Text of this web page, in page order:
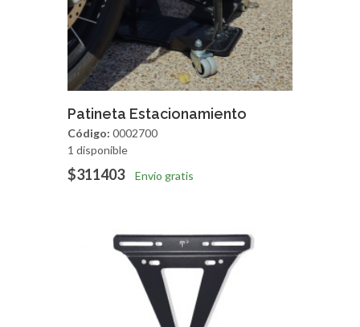
Agregar Vista Rapida
Patineta Estacionamiento
Código: 0002700
1 disponible
$311403 Envío gratis